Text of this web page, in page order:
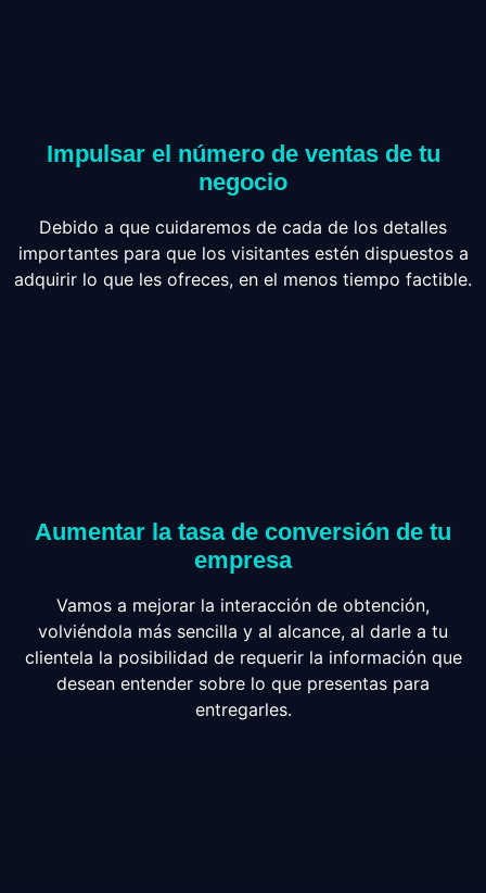
Impulsar el número de ventas de tu
negocio
Debido a que cuidaremos de cada de los detalles
importantes para que los visitantes estén dispuestos a
adquirir lo que les ofreces, en el menos tiempo factible.
Aumentar la tasa de conversión de tu
empresa
Vamos a mejorar la interacción de obtención,
volviéndola más sencilla y al alcance, al darle a tu
clientela la posibilidad de requerir la información que
desean entender sobre lo que presentas para
entregarles.